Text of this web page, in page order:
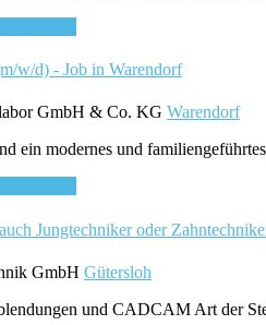
w/d) - Job in Warendorf
GmbH & Co. KG Warendorf
ein modernes und
Jungtechniker oder
GmbH Gütersloh
und CADCAM Art der